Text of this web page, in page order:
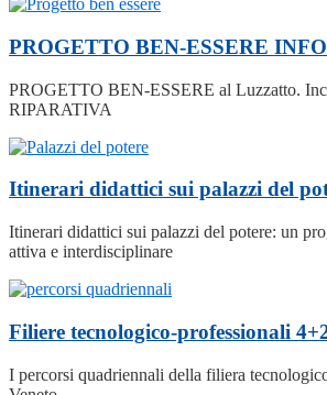
PROGETTO BEN-ESSERE INFO
PROGETTO BEN-ESSERE al Luzzatto.
RIPARATIVA
Itinerari didattici sui palazzi del
Itinerari didattici sui palazzi del potere: un
attiva e interdisciplinare
Filiere tecnologico-professionali
I percorsi quadriennali della filiera